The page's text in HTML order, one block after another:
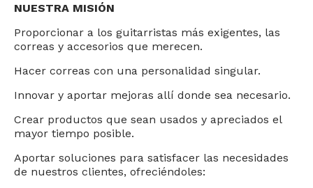
NUESTRA MISIÓN
Proporcionar a los guitarristas más exigentes, las
correas y accesorios que merecen.
Hacer correas con una personalidad singular.
Innovar y aportar mejoras allí donde sea necesario.
Crear productos que sean usados y apreciados el
mayor tiempo posible.
Aportar soluciones para satisfacer las necesidades
de nuestros clientes, ofreciéndoles: